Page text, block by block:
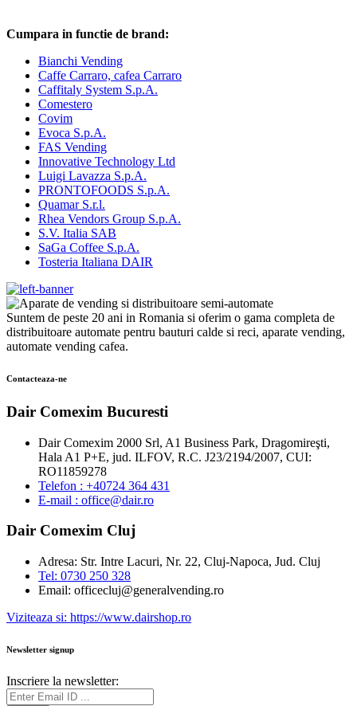
Cumpara in functie de brand:
Bianchi Vending
Caffe Carraro, cafea Carraro
Caffitaly System S.p.A.
Comestero
Covim
Evoca S.p.A.
FAS Vending
Innovative Technology Ltd
Luigi Lavazza S.p.A.
PRONTOFOODS S.p.A.
Quamar S.r.l.
Rhea Vendors Group S.p.A.
S.V. Italia SAB
SaGa Coffee S.p.A.
Tosteria Italiana DAIR
Suntem de peste 20 ani in Romania si oferim o gama completa de
distribuitoare automate pentru bauturi calde si reci, aparate vending,
automate vending cafea.
Contacteaza-ne
Dair Comexim Bucuresti
Dair Comexim 2000 Srl, A1 Business Park, Dragomireşti,
Hala A1 P+E, jud. ILFOV, R.C. J23/2194/2007, CUI:
RO11859278
Telefon : +40724 364 431
E-mail : office@dair.ro
Dair Comexim Cluj
Adresa: Str. Intre Lacuri, Nr. 22, Cluj-Napoca, Jud. Cluj
Tel: 0730 250 328
Email: officecluj@generalvending.ro
Viziteaza si: https://www.dairshop.ro
Newsletter signup
Inscriere la newsletter: